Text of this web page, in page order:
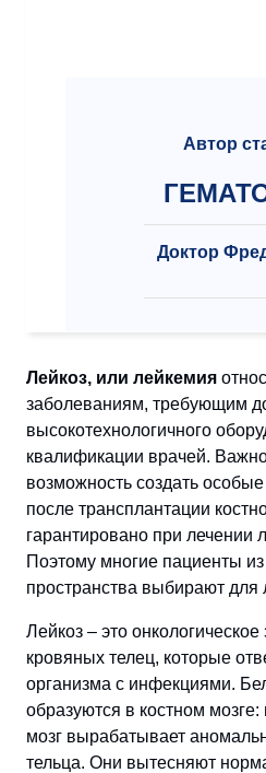
Автор
Доктор
Лейкоз, или лейкемия
заболеваниям, требующим
высокотехнологичного
квалификации врачей.
возможность создать
после трансплантации
гарантировано при лечении
Поэтому многие пациенты из
пространства выбирают для
Лейкоз – это
кровяных телец, которые
организма с инфекциями.
образуются в костном
мозг вырабатывает
тельца. Они вытесняют